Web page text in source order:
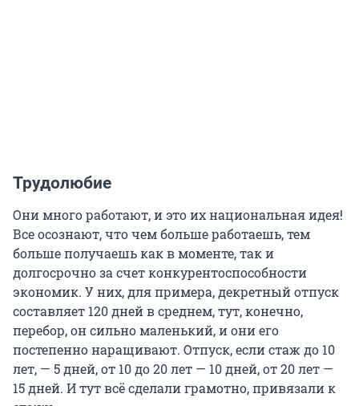
Трудолюбие
Они много работают, и это их национальная идея!
Все осознают, что чем больше работаешь, тем
больше получаешь как в моменте, так и
долгосрочно за счет конкурентоспособности
экономик. У них, для примера, декретный отпуск
составляет 120 дней в среднем, тут, конечно,
перебор, он сильно маленький, и они его
постепенно наращивают. Отпуск, если стаж до 10
лет, — 5 дней, от 10 до 20 лет — 10 дней, от 20 лет —
15 дней. И тут всё сделали грамотно, привязали к